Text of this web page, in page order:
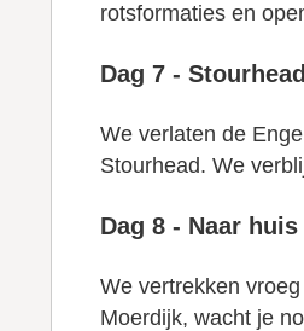
rotsformaties en
Dag 7 -
We verlaten de
Stourhead. We
Dag 8 - Naar huis
We vertrekken
Moerdijk, wacht je